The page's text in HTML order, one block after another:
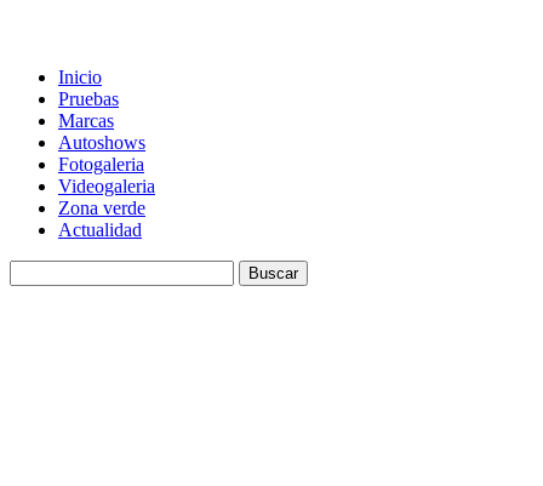
Inicio
Pruebas
Marcas
Autoshows
Fotogaleria
Videogaleria
Zona verde
Actualidad